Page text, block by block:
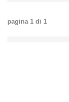
pagina 1 di 1